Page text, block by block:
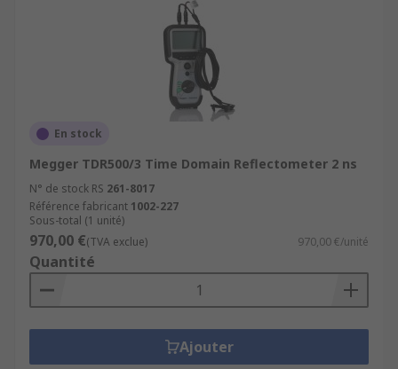
En stock
Megger TDR500/3 Time Domain Reflectometer 2 ns
N° de stock RS 261-8017
Référence fabricant 1002-227
Sous-total (1 unité)
970,00 €(TVA exclue) 970,00 €/unité
Quantité
Ajouter